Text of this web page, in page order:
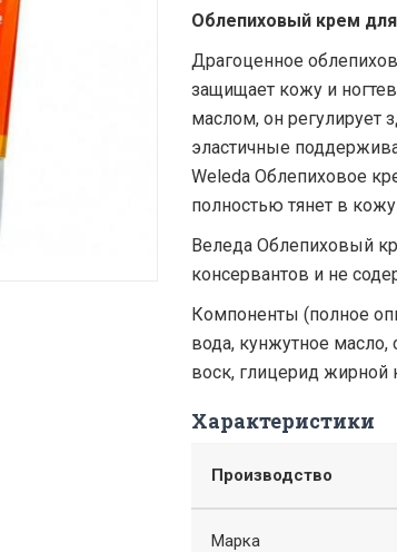
Облепиховый крем для
Драгоценное
защищает кожу и
маслом, он регулирует
эластичные
Weleda Облепиховое
полностью тянет в
Веледа Облепиховый
консервантов и не
Компоненты (полное
вода, кунжутное масло,
воск, глицерид жирной
Характеристики
Производство
Марка